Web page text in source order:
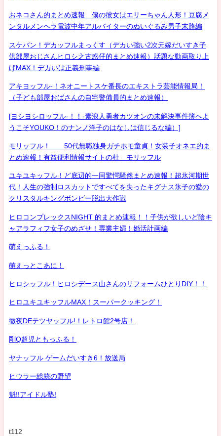
おネコさん的まとめ速報 僕の彼女はエリーちゃん人形！豆腐メ
ンタルメンヘラ電波中年アルバイターのぬいぐるみ男子末路編
スケバン！デカッフルまっくす（デカい強い2次元嫁だいすき子
供部屋おじさんヒロシ之古惑仔的まとめ速報）話題な動画取り上
げMAX！デカいは正義刑事編
アキヨッフル-！ネオニートスケ番長のエキストラ芸能情報局！
（子ども部屋おばさんの自宅警備員的まとめ速報）
[ヨシヨシロッフル-！！-素浪人勇者カツオンの未解決事件簿へよ
うこそYOUKO！のナンノ洋子のはなしは信じるな編）]
モリッフル！ 50代無職独身ガチホモ童貞！女装子オネエ的ま
とめ速報！有益便利情報サイトの杜 モリッフル
ユキユキッフル！ど底辺的一同驚愕騒然まとめ速報！超氷河期世
代！人生の強制ロスカットですべてを失ったキグナス氷子の愛の
クリスタルキングボンビー脱出大作戦
ヒロコンプレックスNIGHT 的まとめ速報！！子供が欲しいど陰キ
ャアラフィフ女子のめざせ！専業主婦！婚活計画編
萌えっふる！
萌えっとこあに！
ヒロシッフル！ヒロシデース山さんのリフォームひとりDIY！！
ヒロユキユキッフルMAX！スーパークッキング！
徹夜DEテツヤッフル!！レトロ館2号店！
剛Q超児ともっふる！
ヤナッフル ゲームだいすき6！放送局
ヒウラー総統の野望
魁!!アイドル塾!
t112